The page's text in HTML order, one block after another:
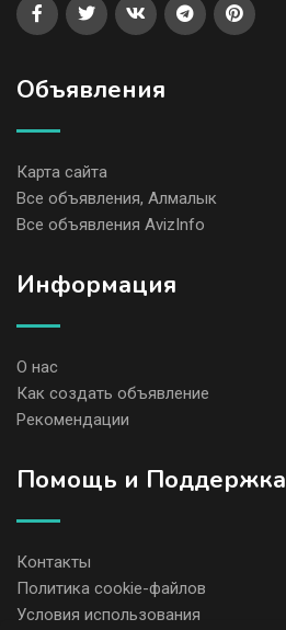
Объявления
Карта сайта
Все объявления, Алмалык
Все объявления AvizInfo
Информация
О нас
Как создать объявление
Рекомендации
Помощь и Поддержка
Контакты
Политика cookie-файлов
Условия использования